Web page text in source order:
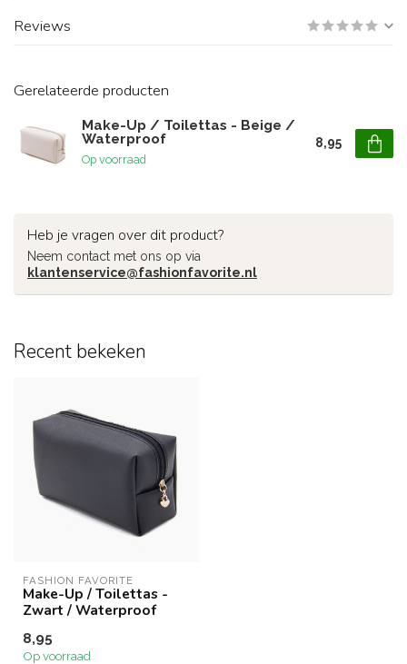
Reviews
Gerelateerde producten
Make-Up / Toilettas - Beige /
Waterproof
Op voorraad
8,95
Heb je vragen over dit product?
Neem contact met ons op via
klantenservice@fashionfavorite.nl
Recent bekeken
FASHION FAVORITE
Make-Up / Toilettas -
Zwart / Waterproof
8,95
Op voorraad